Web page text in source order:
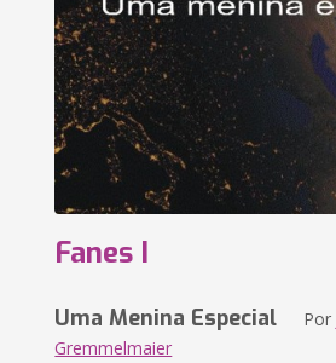
Fanes I
Uma Menina Especial Por
Gremmelmaier